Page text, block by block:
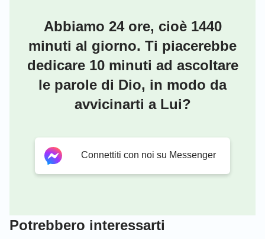
Abbiamo 24 ore, cioè 1440
minuti al giorno. Ti piacerebbe
dedicare 10 minuti ad ascoltare
le parole di Dio, in modo da
avvicinarti a Lui?
Connettiti con noi su Messenger
Potrebbero interessarti